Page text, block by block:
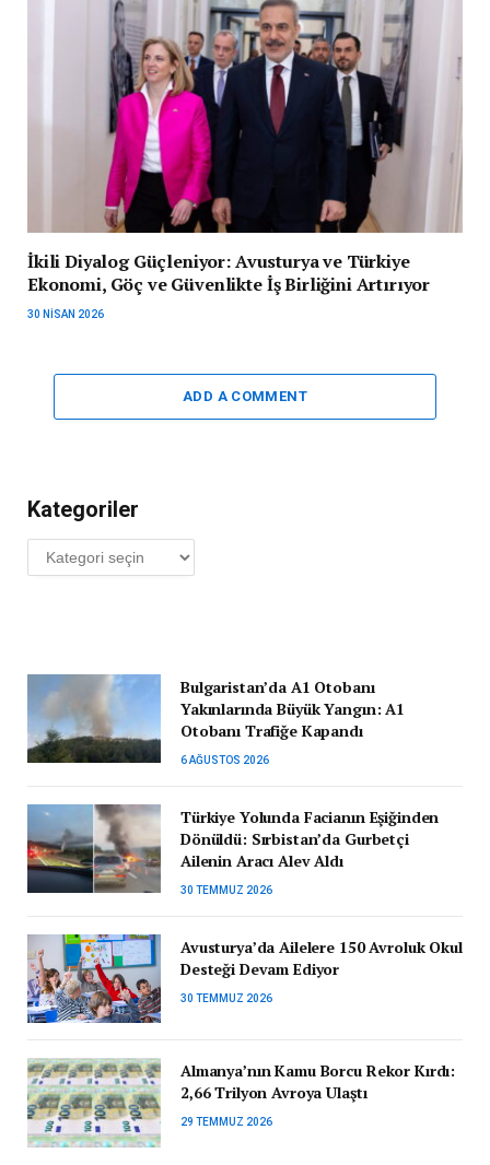
İkili Diyalog Güçleniyor: Avusturya ve Türkiye
Ekonomi, Göç ve Güvenlikte İş Birliğini Artırıyor
30 NISAN 2026
ADD A COMMENT
Kategoriler
Kategoriler
Bulgaristan’da A1 Otobanı
Yakınlarında Büyük Yangın: A1
Otobanı Trafiğe Kapandı
6 AĞUSTOS 2026
Türkiye Yolunda Facianın Eşiğinden
Dönüldü: Sırbistan’da Gurbetçi
Ailenin Aracı Alev Aldı
30 TEMMUZ 2026
Avusturya’da Ailelere 150 Avroluk Okul
Desteği Devam Ediyor
30 TEMMUZ 2026
Almanya’nın Kamu Borcu Rekor Kırdı:
2,66 Trilyon Avroya Ulaştı
29 TEMMUZ 2026